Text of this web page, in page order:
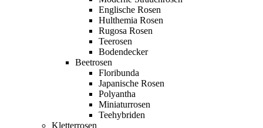
Englische Rosen
Hulthemia Rosen
Rugosa Rosen
Teerosen
Bodendecker
Beetrosen
Floribunda
Japanische Rosen
Polyantha
Miniaturrosen
Teehybriden
Kletterrosen